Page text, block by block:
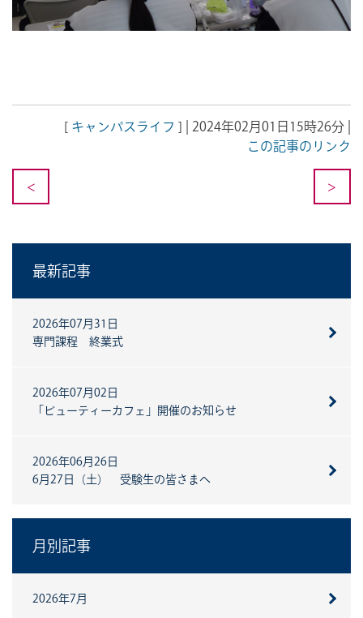
[ キャンパスライフ ] | 2024年02月01日15時26分 |
この記事のリンク
< >
最新記事
2026年07月31日
専門課程 終業式
2026年07月02日
「ビューティーカフェ」開催のお知らせ
2026年06月26日
6月27日（土） 受験生の皆さまへ
月別記事
2026年7月